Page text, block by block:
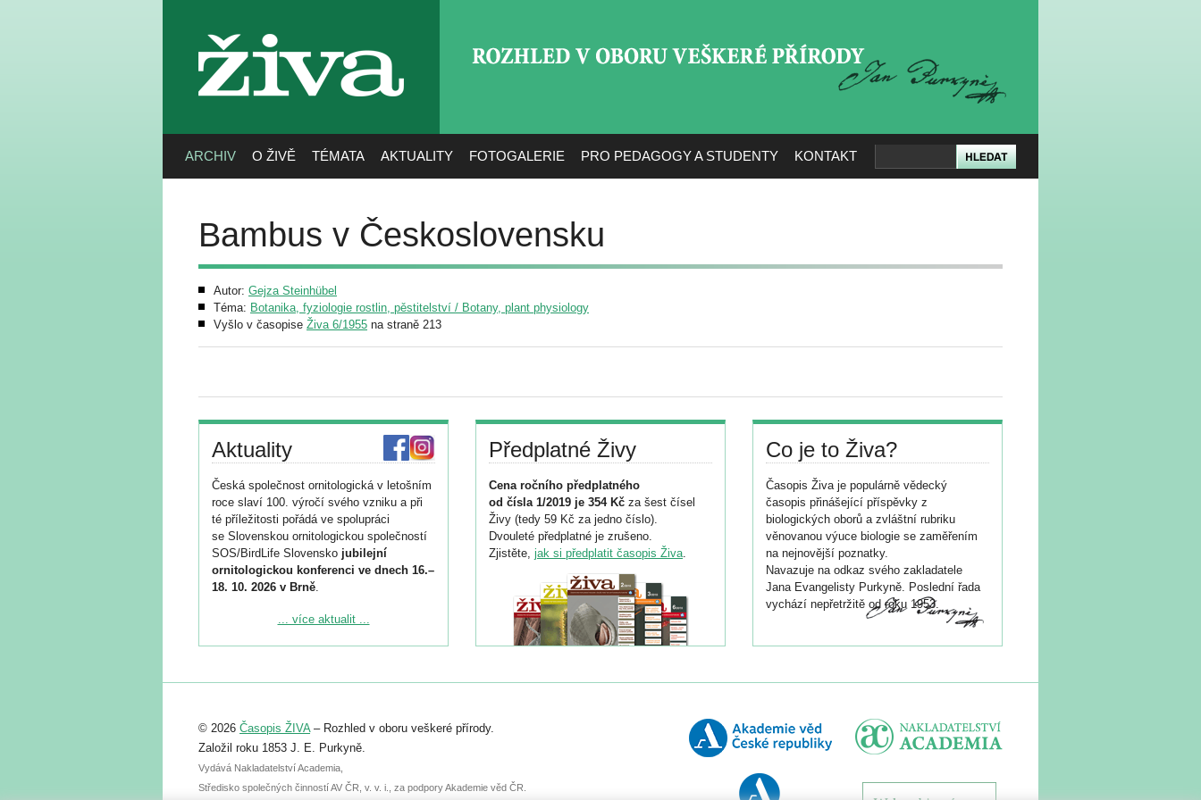
živa
ARCHIV O ŽIVĚ TÉMATA AKTUALITY FOTOGALERIE PRO PEDAGOGY A STUDENTY KONTAKT
Bambus v Československu
Autor: Gejza Steinhübel
Téma: Botanika, fyziologie rostlin, pěstitelství / Botany, plant physiology
Vyšlo v časopise Živa 6/1955 na straně 213
Aktuality
Česká společnost ornitologická v letošním
roce slaví 100. výročí svého vzniku a při
té příležitosti pořádá ve spolupráci
se Slovenskou ornitologickou společností
SOS/BirdLife Slovensko jubilejní
ornitologickou konferenci ve dnech 16.–
18. 10. 2026 v Brně.
Podrobnější informace ke konferenci
Registrovat se můžete do 6. září.
abstraktu přihlášené přednášky nebo
posteru je už 30. června.
... více aktualit ...
Předplatné Živy
Cena ročního předplatného
od čísla 1/2019 je 354 Kč za šest čísel
Živy (tedy 59 Kč za jedno číslo).
Dvouleté předplatné je zrušeno.
Zjistěte, jak si předplatit časopis Živa.
Co je to Živa?
Časopis Živa je populárně vědecký
časopis přinášející příspěvky z
biologických oborů a zvláštní rubriku
věnovanou výuce biologie se zaměřením
na nejnovější poznatky.
Navazuje na odkaz svého zakladatele
Jana Evangelisty Purkyně. Poslední řada
vychází nepřetržitě od roku 1953.
© 2026 Časopis ŽIVA– Rozhled v oboru veškeré přírody.
Založil roku 1853 J. E. Purkyně.
Vydává Nakladatelství Academia,
Středisko společných činností AV ČR, v. v. i., za podpory Akademie věd ČR.